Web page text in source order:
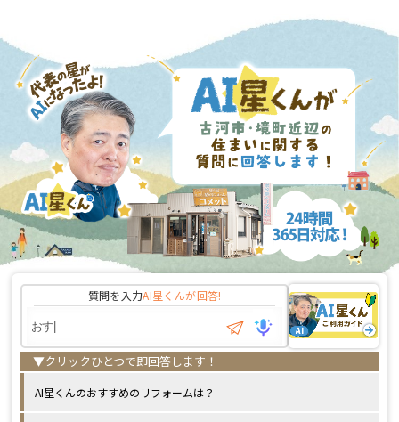
質問を入力AI星くんが回答!
AI星くんのおすすめのリフォームは？